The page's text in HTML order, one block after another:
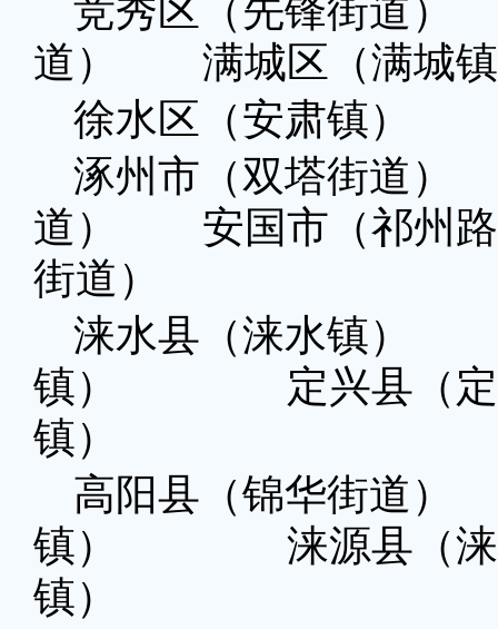
竞秀区（先锋街道
道） 满城区（满
徐水区（安肃镇）
涿州市（双塔街道
道） 安国市（祁州
街道）
涞水县（涞水镇
镇） 定兴县（
镇）
高阳县（锦华街道
镇） 涞源县（
镇）